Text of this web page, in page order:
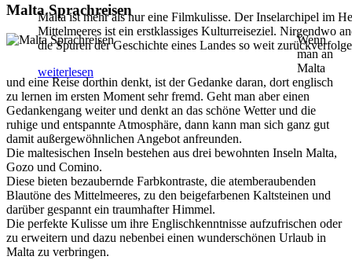
Malta ist mehr als nur eine Filmkulisse. Der Inselarchipel im
Mittelmeeres ist ein erstklassiges Kulturreiseziel. Nirgendwo
die Spuren der Geschichte eines Landes so weit
weiterlesen
Malta Sprachreisen
Wenn
man an
Malta
und eine Reise dorthin denkt, ist der Gedanke daran, dort englisch
zu lernen im ersten Moment sehr fremd. Geht man aber einen
Gedankengang weiter und denkt an das schöne Wetter und die
ruhige und entspannte Atmosphäre, dann kann man sich ganz gut
damit außergewöhnlichen Angebot anfreunden.
Die maltesischen Inseln bestehen aus drei bewohnten Inseln Malta,
Gozo und Comino.
Diese bieten bezaubernde Farbkontraste, die atemberaubenden
Blautöne des Mittelmeeres, zu den beigefarbenen Kaltsteinen und
darüber gespannt ein traumhafter Himmel.
Die perfekte Kulisse um ihre Englischkenntnisse aufzufrischen oder
zu erweitern und dazu nebenbei einen wunderschönen Urlaub in
Malta zu verbringen.